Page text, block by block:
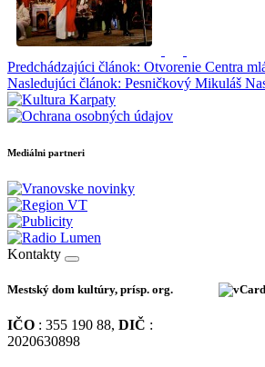
Predchádzajúci článok: Otvorenie Centra
Nasledujúci článok: Pesničkový Mikuláš
Mediálni partneri
Kontakty
Mestský dom kultúry, prísp. org.
IČO : 355 190 88, DIČ :
2020630898